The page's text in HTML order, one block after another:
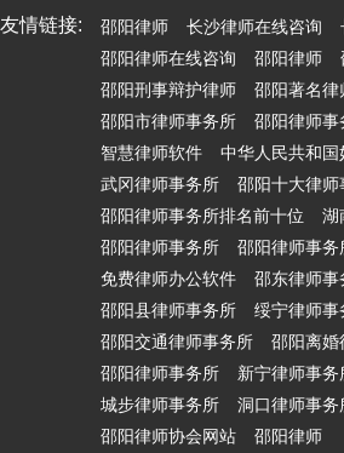
友情链接: 邵阳律师 长沙律师在线咨询
邵阳律师在线咨询
邵阳律师
邵阳刑事辩护律师
邵阳著名律
邵阳市律师事务所
邵阳律师事
智慧律师软件
中华人民共和
武冈律师事务所
邵阳十大律师
邵阳律师事务所排名前十位
湖
邵阳律师事务所
邵阳律师事务
免费律师办公软件
邵东律师事
邵阳县律师事务所
绥宁律师事
邵阳交通律师事务所
邵阳离婚
邵阳律师事务所
新宁律师事务
城步律师事务所
洞口律师事务
邵阳律师协会网站
邵阳律师